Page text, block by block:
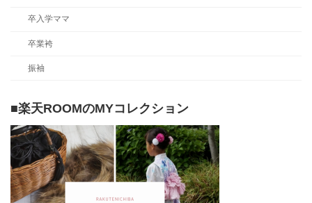
卒入学ママ
卒業袴
振袖
■楽天ROOMのMYコレクション